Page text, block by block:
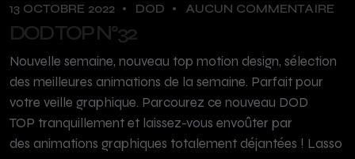
13 OCTOBRE 2022 DOD AUCUN COMMENTAIRE
DOD TOP N°32
Nouvelle semaine, nouveau top motion design, sélection
des meilleures animations de la semaine. Parfait pour
votre veille graphique. Parcourez ce nouveau DOD
TOP tranquillement et laissez-vous envoûter par
des animations graphiques totalement déjantées ! Lasso